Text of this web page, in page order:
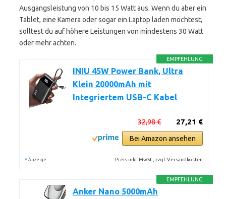
Ausgangsleistung von 10 bis 15 Watt aus. Wenn du aber ein
Tablet, eine Kamera oder sogar ein Laptop laden möchtest,
solltest du auf höhere Leistungen von mindestens 30 Watt
oder mehr achten.
EMPFEHLUNG
INIU 45W Power Bank, Ultra
Klein 20000mAh mit
Integriertem USB-C Kabel
27,21 €
32,98 €
Bei Amazon ansehen
* Anzeige Preis inkl. MwSt., zzgl. Versandkosten
EMPFEHLUNG
Anker Nano 5000mAh